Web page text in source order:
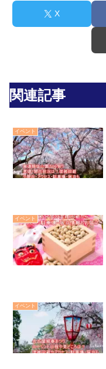
X
関連記事
イベント
イベント
イベント